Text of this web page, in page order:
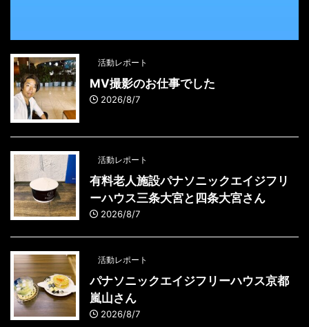
活動レポート
MV撮影のお仕事でした
2026/8/7
活動レポート
有料老人施設パナソニックエイジフリ
ーハウス三条大宮と四条大宮さん
2026/8/7
活動レポート
パナソニックエイジフリーハウス京都
嵐山さん
2026/8/7